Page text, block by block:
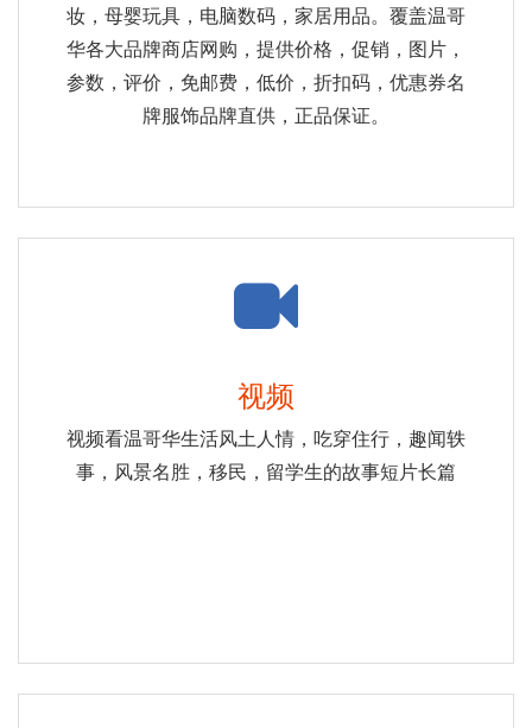
妆，母婴玩具，电脑数码，家居用品。覆盖温哥
华各大品牌商店网购，提供价格，促销，图片，
参数，评价，免邮费，低价，折扣码，优惠券名
牌服饰品牌直供，正品保证。
视频
视频看温哥华生活风土人情，吃穿住行，趣闻轶
事，风景名胜，移民，留学生的故事短片长篇